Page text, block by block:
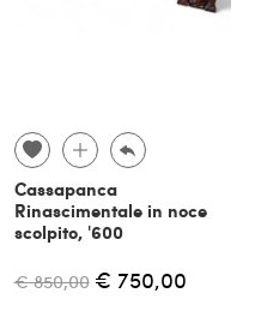
Cassapanca
Rinascimentale in noce
scolpito, '600
€ 850,00 € 750,00